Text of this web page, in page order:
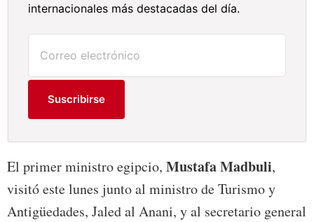
internacionales más destacadas del día.
Suscribirse
El primer ministro egipcio, Mustafa Madbuli,
visitó este lunes junto al ministro de Turismo y
Antigüedades, Jaled al Anani, y al secretario general